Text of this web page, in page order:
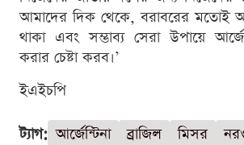
আমাদের দিক থেকে, বরাবরের মতোই
থাকা এবং সম্ভাব্য সেরা উপায়ে
করার চেষ্টা করব।’
ইএইচপি
ট্যাগ: আর্জেন্টিনা ব্রাজিল মিসর